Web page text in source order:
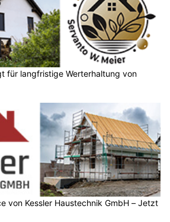
für langfristige Werterhaltung von
von Kessler Haustechnik GmbH – Jetzt